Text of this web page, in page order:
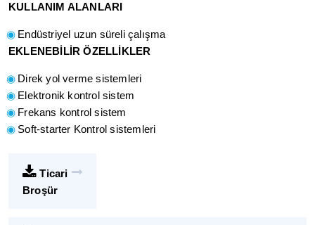
KULLANIM ALANLARI
Endüstriyel uzun süreli çalışma
EKLENEBİLİR ÖZELLİKLER
Direk yol verme sistemleri
Elektronik kontrol sistem
Frekans kontrol sistem
Soft-starter Kontrol sistemleri
Ticari
Broşür